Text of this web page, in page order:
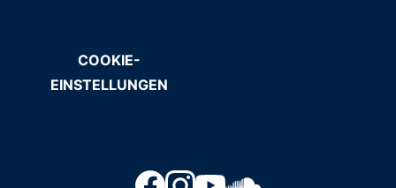
COOKIE-
EINSTELLUNGEN